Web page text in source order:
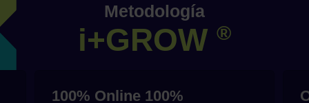
Metodología
i+GROW ®
100% Online 100%